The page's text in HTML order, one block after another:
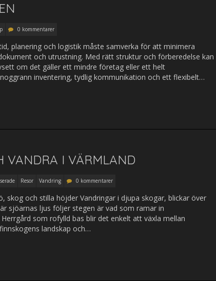
0 kommentarer
planering och logistik måste samverka för att minimera
och utrustning. Med rätt struktur och förberedelse kan
om det gäller ett mindre företag eller ett helt
inventering, tydlig kommunikation och ett flexibelt…
VANDRA I VÄRMLAND
Resor Vandring 0 kommentarer
skog och stilla höjder Vandringar i djupa skogar, blickar över
sjöarnas ljus följer stegen är vad som ramar in
som rofylld bas blir det enkelt att växla mellan
landskap och…